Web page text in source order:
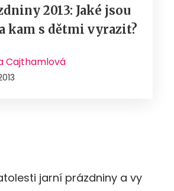
2013: Jaké jsou
kam s dětmi vyrazit?
Cajthamlová
jarní prázdniny a vy